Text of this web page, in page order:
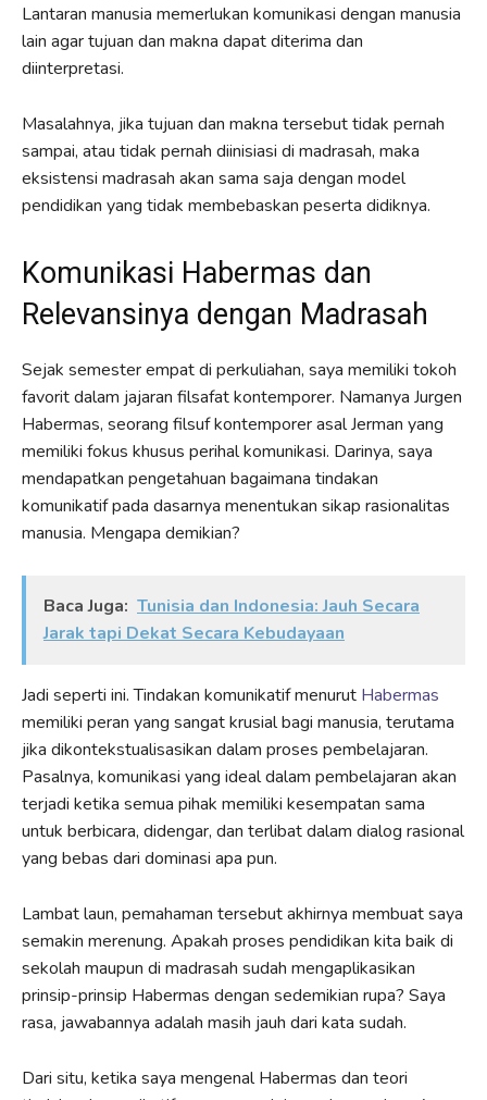
Lantaran manusia memerlukan komunikasi dengan manusia
lain agar tujuan dan makna dapat diterima dan
diinterpretasi.
Masalahnya, jika tujuan dan makna tersebut tidak pernah
sampai, atau tidak pernah diinisiasi di madrasah, maka
eksistensi madrasah akan sama saja dengan model
pendidikan yang tidak membebaskan peserta didiknya.
Komunikasi Habermas dan
Relevansinya dengan Madrasah
Sejak semester empat di perkuliahan, saya memiliki tokoh
favorit dalam jajaran filsafat kontemporer. Namanya Jurgen
Habermas, seorang filsuf kontemporer asal Jerman yang
memiliki fokus khusus perihal komunikasi. Darinya, saya
mendapatkan pengetahuan bagaimana tindakan
komunikatif pada dasarnya menentukan sikap rasionalitas
manusia. Mengapa demikian?
Baca Juga: Tunisia dan Indonesia: Jauh Secara
Jarak tapi Dekat Secara Kebudayaan
Jadi seperti ini. Tindakan komunikatif menurut Habermas
memiliki peran yang sangat krusial bagi manusia, terutama
jika dikontekstualisasikan dalam proses pembelajaran.
Pasalnya, komunikasi yang ideal dalam pembelajaran akan
terjadi ketika semua pihak memiliki kesempatan sama
untuk berbicara, didengar, dan terlibat dalam dialog rasional
yang bebas dari dominasi apa pun.
Lambat laun, pemahaman tersebut akhirnya membuat saya
semakin merenung. Apakah proses pendidikan kita baik di
sekolah maupun di madrasah sudah mengaplikasikan
prinsip-prinsip Habermas dengan sedemikian rupa? Saya
rasa, jawabannya adalah masih jauh dari kata sudah.
Dari situ, ketika saya mengenal Habermas dan teori